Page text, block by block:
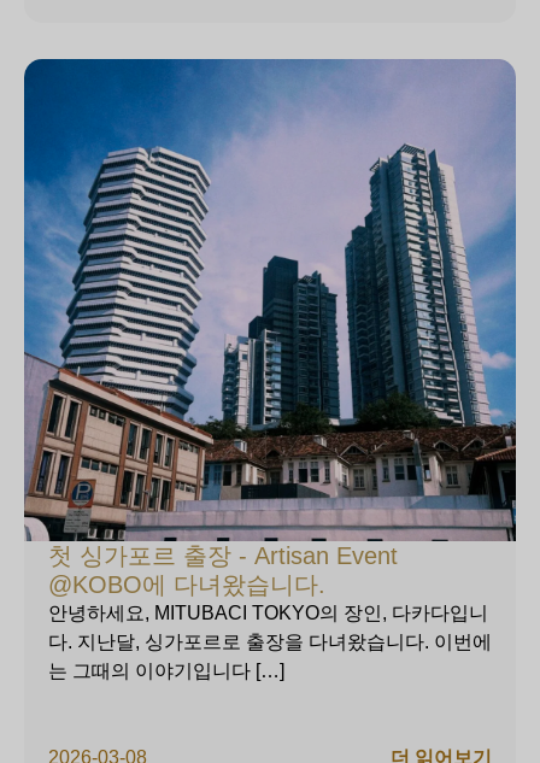
첫 싱가포르 출장 - Artisan Event
@KOBO에 다녀왔습니다.
2026-03-08
안녕하세요, MITUBACI TOKYO의 장인, 다카다입니
다. 지난달, 싱가포르로 출장을 다녀왔습니다. 이번에
는 그때의 이야기입니다 […]
더 읽어보기